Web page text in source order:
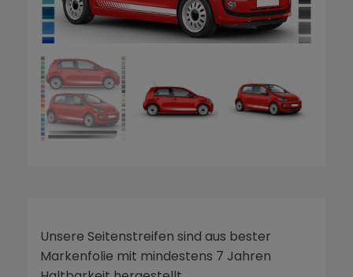
Unsere Seitenstreifen sind aus bester
Markenfolie mit mindestens 7 Jahren